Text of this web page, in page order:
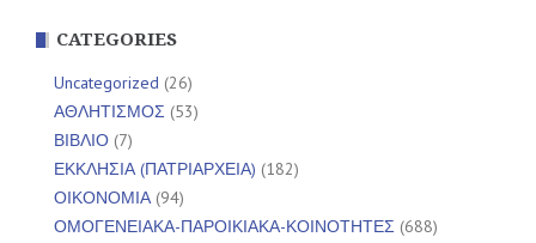
CATEGORIES
Uncategorized (26)
ΑΘΛΗΤΙΣΜΟΣ (53)
ΒΙΒΛΙΟ (7)
ΕΚΚΛΗΣΙΑ (ΠΑΤΡΙΑΡΧΕΙΑ) (182)
ΟΙΚΟΝΟΜΙΑ(94)
ΟΜΟΓΕΝΕΙΑΚΑ-ΠΑΡΟΙΚΙΑΚΑ-ΚΟΙΝΟΤΗΤΕΣ (688)